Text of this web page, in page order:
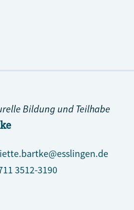
Bildung und Teilhabe
3512-3190